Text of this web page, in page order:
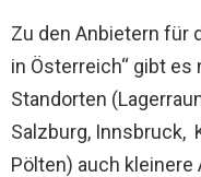
Zu den Anbietern für
in Österreich“ gibt
Standorten
Salzburg, Innsbruck,
Pölten) auch